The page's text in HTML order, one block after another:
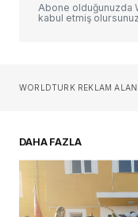
Sizin adınız*
Daha sonraki
adım, e-
tarayıcıya
Abone olduğunuzda
kabul etmiş
WORLDTURK REKLAM ALANI
DAHA FAZLA